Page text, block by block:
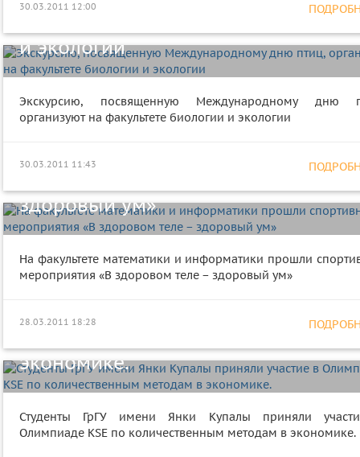
30.03.2011 12:00
организуют на факультете
и экологии
Экскурсию, посвященную Международному дню
организуют на факультете биологии и экологии
30.03.2011 11:43
На факультете математики и
мероприятия «В здоровом теле −
здоровый ум»
На факультете математики и информатики прошли
мероприятия «В здоровом теле − здоровый ум»
28.03.2011 18:28
Студенты ГрГУ имени Янки Купалы
по количественным методам в
экономике.
Студенты ГрГУ имени Янки Купалы приняли
Олимпиаде KSE по количественным методам в экономике.